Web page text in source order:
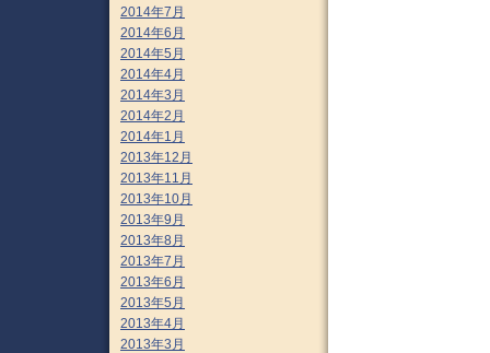
2014年7月
2014年6月
2014年5月
2014年4月
2014年3月
2014年2月
2014年1月
2013年12月
2013年11月
2013年10月
2013年9月
2013年8月
2013年7月
2013年6月
2013年5月
2013年4月
2013年3月